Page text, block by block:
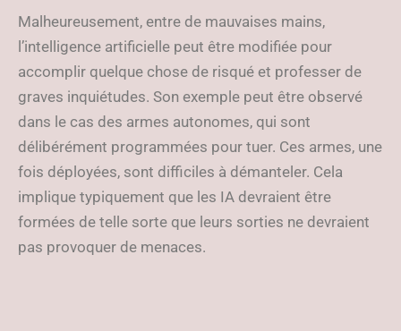
Malheureusement, entre de mauvaises mains,
l’intelligence artificielle peut être modifiée pour
accomplir quelque chose de risqué et professer de
graves inquiétudes. Son exemple peut être observé
dans le cas des armes autonomes, qui sont
délibérément programmées pour tuer. Ces armes, une
fois déployées, sont difficiles à démanteler. Cela
implique typiquement que les IA devraient être
formées de telle sorte que leurs sorties ne devraient
pas provoquer de menaces.